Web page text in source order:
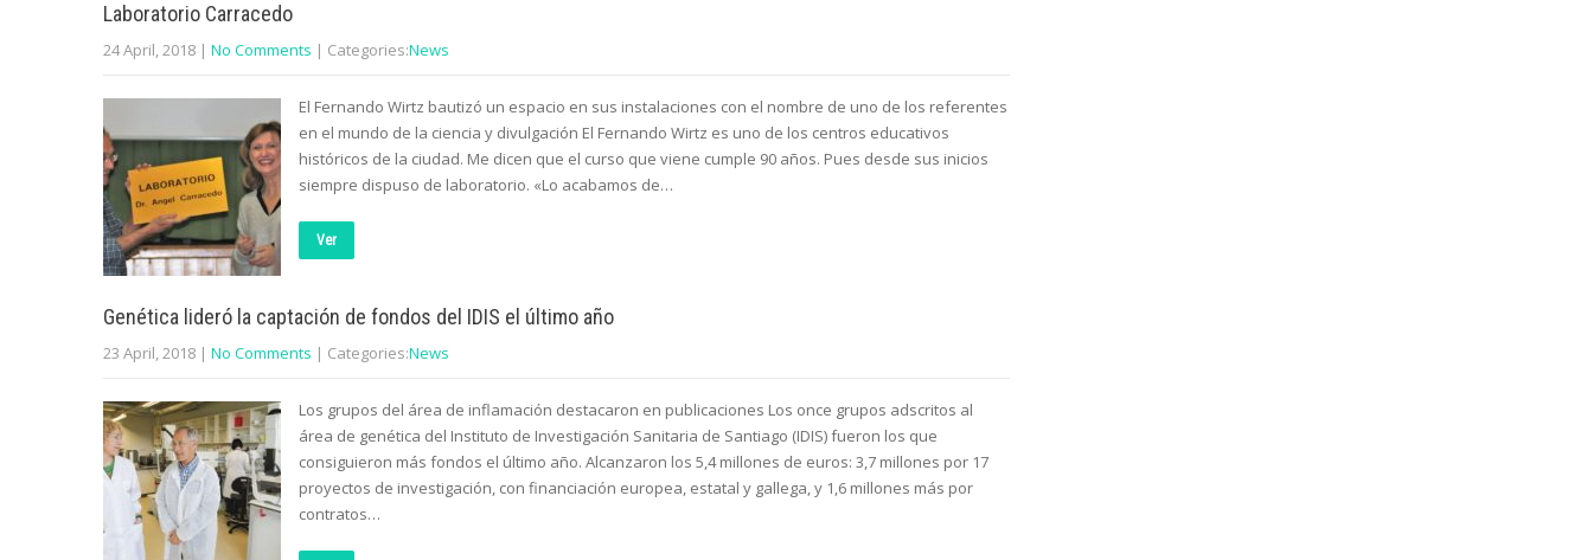
Laboratorio Carracedo
24 April, 2018 | No Comments | Categories:News
El Fernando Wirtz bautizó un espacio en sus instalaciones con el nombre de uno de los referentes
en el mundo de la ciencia y divulgación El Fernando Wirtz es uno de los centros educativos
históricos de la ciudad. Me dicen que el curso que viene cumple 90 años. Pues desde sus inicios
siempre dispuso de laboratorio. «Lo acabamos de…
Ver
Genética lideró la captación de fondos del IDIS el último año
23 April, 2018 | No Comments | Categories:News
Los grupos del área de inflamación destacaron en publicaciones Los once grupos adscritos al
área de genética del Instituto de Investigación Sanitaria de Santiago (IDIS) fueron los que
consiguieron más fondos el último año. Alcanzaron los 5,4 millones de euros: 3,7 millones por 17
proyectos de investigación, con financiación europea, estatal y gallega, y 1,6 millones más por
contratos…